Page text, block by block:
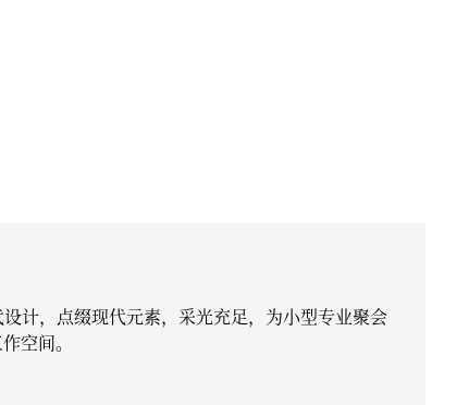
计，点缀现代元素，采光充足，为小型专业聚会
空间。